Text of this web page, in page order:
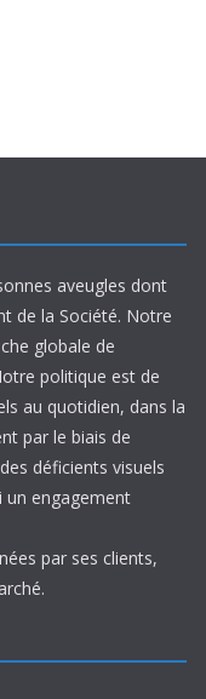
aveugles dont
de la Société. Notre
globale de
politique est de
au quotidien, dans la
par le biais de
déficients visuels
un engagement
par ses clients,